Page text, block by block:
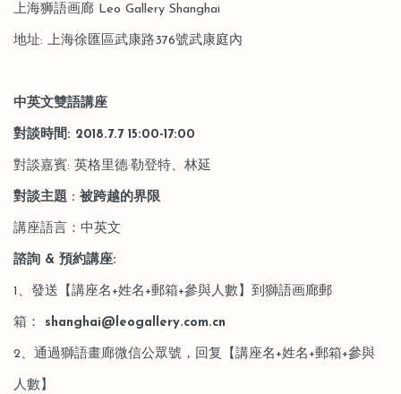
上海狮語画廊 Leo Gallery Shanghai
地址: 上海徐匯區武康路376號武康庭內
中英文雙語講座
對談時間: 2018.7.7 15:00-17:00
對談嘉賓: 英格里德·勒登特、林延
對談主題 : 被跨越的界限
講座語言：中英文
諮詢 & 預約講座:
1、發送【講座名+姓名+郵箱+參與人數】到獅語画廊郵
箱： shanghai@leogallery.com.cn
2、通過獅語畫廊微信公眾號，回复【講座名+姓名+郵箱+參與
人數】